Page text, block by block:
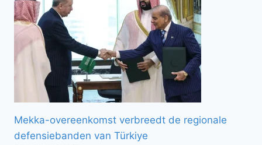
Mekka-overeenkomst verbreedt de regionale
defensiebanden van Türkiye